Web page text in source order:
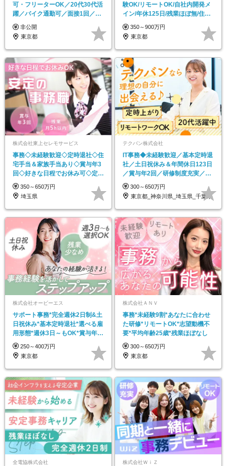
可・フリーターOK／20代30代活
躍／バイク通勤可／面接1回／髪
色・髪型・ヒゲ自由
非公開
東京都
験OK/リモートOK/自社内開発メ
イン/年休125日/残業ほぼ無/住宅
手当有
350～900万円
東京都
株式会社東上セレモサービス
事務◇未経験歓迎◇定時退社◇住
宅手当＆家族手当あり◇賞与年3
回◇好きな日程でお休み可◇定着
率90％以上
350～650万円
埼玉県
テクバン株式会社
IT事務◆未経験歓迎／基本定時退
社／土日祝休み＆年間休日123日
／賞与年2回／研修制度充実／リ
モートOK
300～650万円
東京都_神奈川県_埼玉県_千葉県
株式会社オービーエス
サポート事務*完全週休2日制&土
日祝休み*基本定時退社*選べる雇
用形態*週休3日～もOK*賞与年2
回*印刷業界
250～400万円
東京都
株式会社ＡＮＶ
事務*未経験9割*あなたに合わせ
た研修*リモートOK*志望動機不
要*平均年齢25歳*残業ほぼなし
300～650万円
東京都
全電協株式会社 株式会社ＷｉＺ